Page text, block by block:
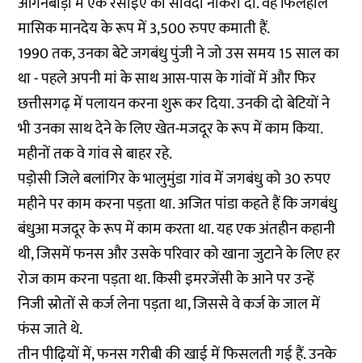
मासिक मानदेय के रूप में 3,500 रुपए कमाती हैं.
1990 तक, उनका बेटे जगबंधु पुंजी ने जो उस समय 15 साल का
था - पहले अपनी मां के साथ आस-पास के गांवों में और फिर
छत्तीसगढ़ में पलायन करना शुरू कर दिया. उनकी दो बेटियों ने
भी उनका साथ देने के लिए खेत-मजदूर के रूप में काम किया.
महीनों तक वे गांव से बाहर रहे.
पड़ोसी जिले बलांगिर के भालुमुंडा गांव में जगबंधु को 30 रुपए
महीने पर काम करना पड़ता था. अजित पांडा कहते हैं कि जगबंधु
बंधुआ मजदूर के रूप में काम करता था. यह एक अंतहीन कहानी
थी, जिसमें फनस और उसके परिवार को खाना जुटाने के लिए हर
रोज काम करना पड़ता था. किसी इमरजेंसी के आने पर उन्हें
निजी स्रोतों से कर्ज लेना पड़ता था, जिससे वे कर्ज के जाल में
फंस जाते थे.
तीन पीढ़ियों में, फनस गरीबी की खाई में फिसलती गई हैं. उनके